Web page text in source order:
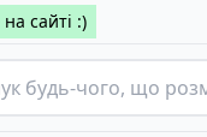
сайті :)